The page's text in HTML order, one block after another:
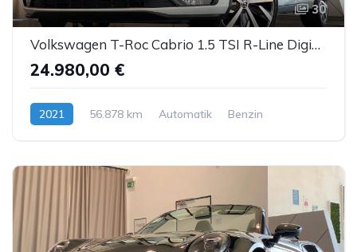
30
Volkswagen T-Roc Cabrio 1.5 TSI R-Line DigiCockpit DCC ACC
24.980,00 €
2021 56.878 km Automatik Benzin